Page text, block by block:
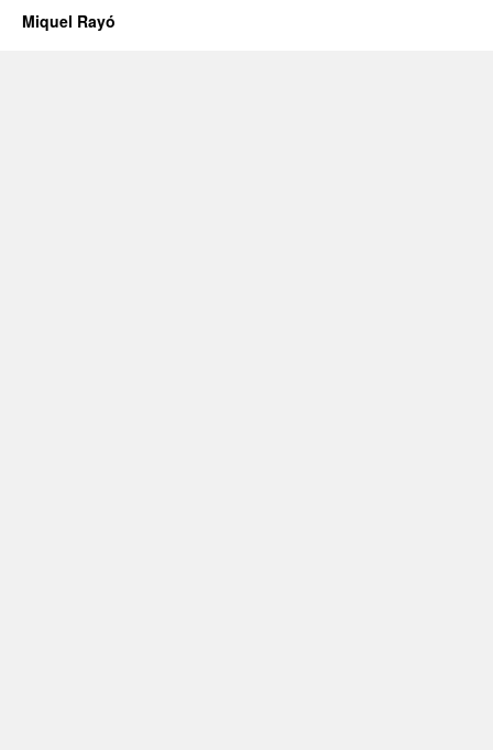
Miquel Rayó